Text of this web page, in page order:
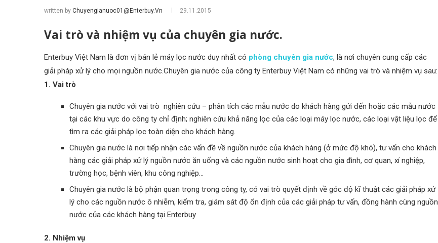
written by Chuyengianuoc01@enterbuy.vn 29.11.2015
Vai trò và nhiệm vụ của chuyên gia nước.
Enterbuy Việt Nam là đơn vị bán lẻ máy lọc nước duy nhất có phòng chuyên gia nước, là nơi chuyên cung cấp các
giải pháp xử lý cho mọi nguồn nước.Chuyên gia nước của công ty Enterbuy Việt Nam có những vai trò và nhiệm vụ sau:
1. Vai trò
Chuyên gia nước với vai trò nghiên cứu – phân tích các mẫu nước do khách hàng gửi đến hoặc các mẫu nước
tại các khu vực do công ty chỉ định; nghiên cứu khả năng lọc của các loại máy lọc nước, các loại vật liệu lọc để
tìm ra các giải pháp lọc toàn diện cho khách hàng.
Chuyên gia nước là nơi tiếp nhận các vấn đề về nguồn nước của khách hàng (ở mức độ khó), tư vấn cho khách
hàng các giải pháp xử lý nguồn nước ăn uống và các nguồn nước sinh hoạt cho gia đình, cơ quan, xí nghiệp,
trường học, bệnh viên, khu công nghiệp…
Chuyên gia nước là bộ phận quan trọng trong công ty, có vai trò quyết định về góc độ kĩ thuật các giải pháp xử
lý cho các nguồn nước ô nhiễm, kiểm tra, giám sát độ ổn định của các giải pháp tư vấn, đồng hành cùng nguồn
nước của các khách hàng tại Enterbuy
2. Nhiệm vụ